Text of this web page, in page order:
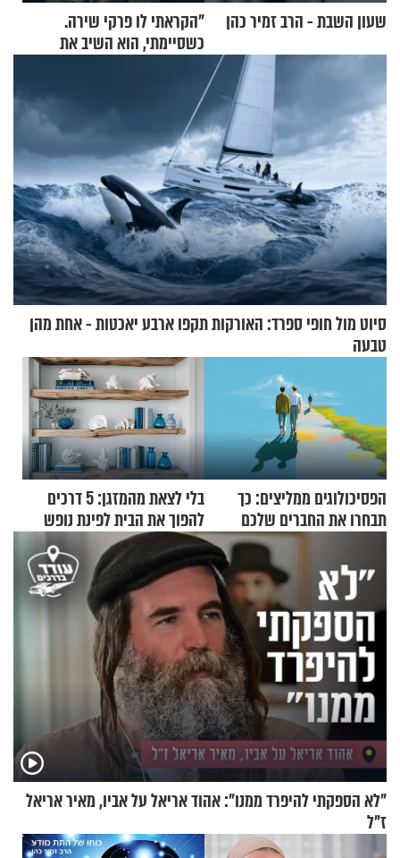
שעון השבת - הרב זמיר כהן
"הקראתי לו פרקי שירה.
כשסיימתי, הוא השיב את
סיוט מול חופי ספרד: האורקות תקפו ארבע יאכטות - אחת מהן
טבעה
הפסיכולוגים ממליצים: כך
תבחרו את החברים שלכם
בלי לצאת מהמזגן: 5 דרכים
להפוך את הבית לפינת נופש
מעוצבת
"לא הספקתי להיפרד ממנו": אהוד אריאל על אביו, מאיר אריאל
ז"ל